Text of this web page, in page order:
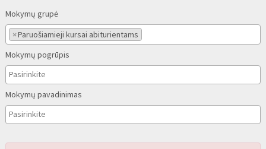
Mokymų grupė
×Paruošiamieji kursai abiturientams
Mokymų pogrūpis
Mokymų pavadinimas